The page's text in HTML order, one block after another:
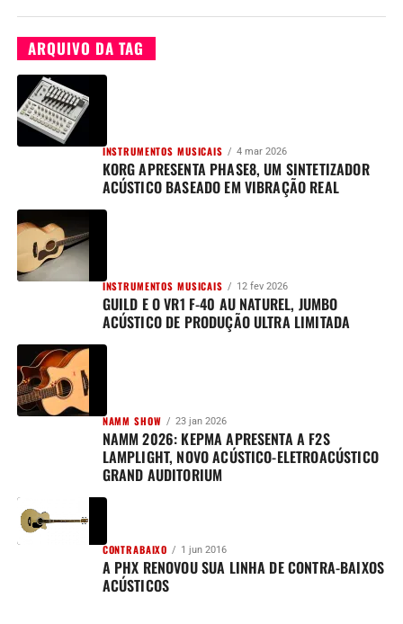
ARQUIVO DA TAG
INSTRUMENTOS MUSICAIS 4 mar 2026
KORG APRESENTA PHASE8, UM SINTETIZADOR
ACÚSTICO BASEADO EM VIBRAÇÃO REAL
INSTRUMENTOS MUSICAIS 12 fev 2026
GUILD E O VR1 F-40 AU NATUREL, JUMBO
ACÚSTICO DE PRODUÇÃO ULTRA LIMITADA
NAMM SHOW 23 jan 2026
NAMM 2026: KEPMA APRESENTA A F2S
LAMPLIGHT, NOVO ACÚSTICO-ELETROACÚSTICO
GRAND AUDITORIUM
CONTRABAIXO 1 jun 2016
A PHX RENOVOU SUA LINHA DE CONTRA-BAIXOS
ACÚSTICOS